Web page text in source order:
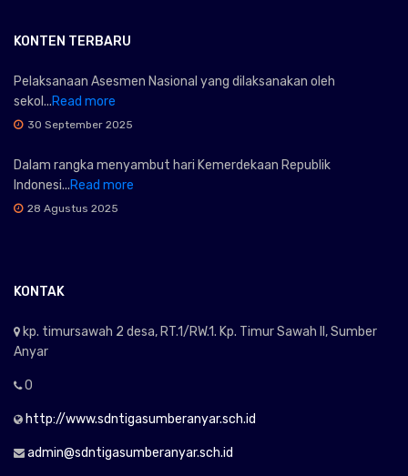
KONTEN TERBARU
Pelaksanaan Asesmen Nasional yang dilaksanakan oleh
sekol...Read more
30 September 2025
Dalam rangka menyambut hari Kemerdekaan Republik
Indonesi...Read more
28 Agustus 2025
KONTAK
kp. timursawah 2 desa, RT.1/RW.1. Kp. Timur Sawah II, Sumber
Anyar
0
http://www.sdntigasumberanyar.sch.id
admin@sdntigasumberanyar.sch.id